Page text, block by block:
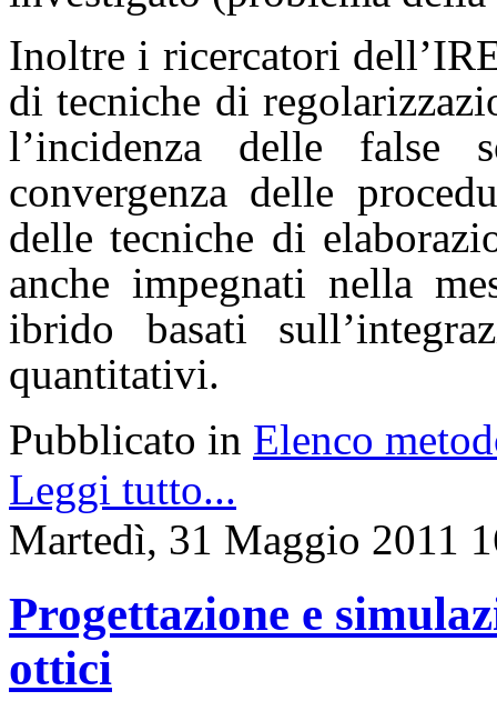
Inoltre i ricercatori
di tecniche di
l’incidenza delle
convergenza delle
delle tecniche di
anche impegnati nella
ibrido basati
quantitativi.
Pubblicato in Elenco
Leggi tutto...
Martedì, 31 Maggio 2011
Progettazione e
ottici